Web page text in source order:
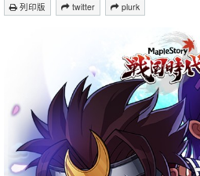
列印版 twitter plurk